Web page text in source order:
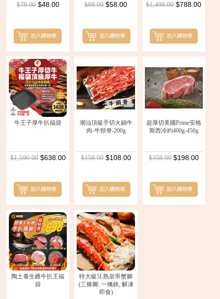
$78.00 $48.00 $88.00 $58.00 $1,498.00 $788.00
牛王子厚牛扒福袋
$1,590.00 $638.00
潮汕頂級手切火鍋牛
肉-牛頸脊-200g
$158.00 $108.00
超厚切美國Prime安格
斯西冷約400g-450g
$358.00 $198.00
陶土養生鑊牛扒王福
袋
特大級5L熟皇帝蟹腳
(三條腳, 一絛鋏, 解凍
即食)